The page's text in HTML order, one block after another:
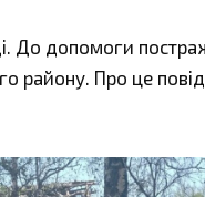
До допомоги
району. Про це